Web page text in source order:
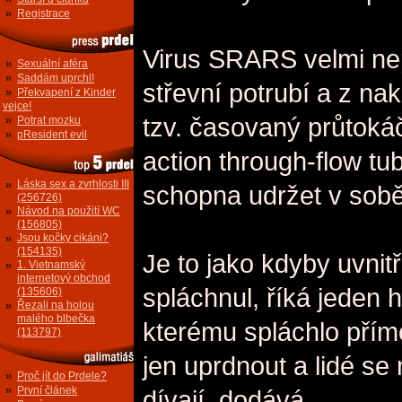
» Registrace
» Sexuální aféra
» Saddám uprchl!
» Překvapení z Kinder
vejce!
» Potrat mozku
» pResident evil
» Láska sex a zvrhlosti III
(256726)
» Návod na použití WC
(156805)
» Jsou kočky cikáni?
(154135)
» 1. Vietnamský
internetový obchod
(135606)
» Řezali na holou
malého blbečka
(113797)
» Proč jít do Prdele?
» První článek
Virus SRARS velmi
střevní potrubí a z
tzv. časovaný
action through-flow
schopna udržet v
Je to jako kdyby
spláchnul, říká jeden
kterému spláchlo
jen uprdnout a lidé